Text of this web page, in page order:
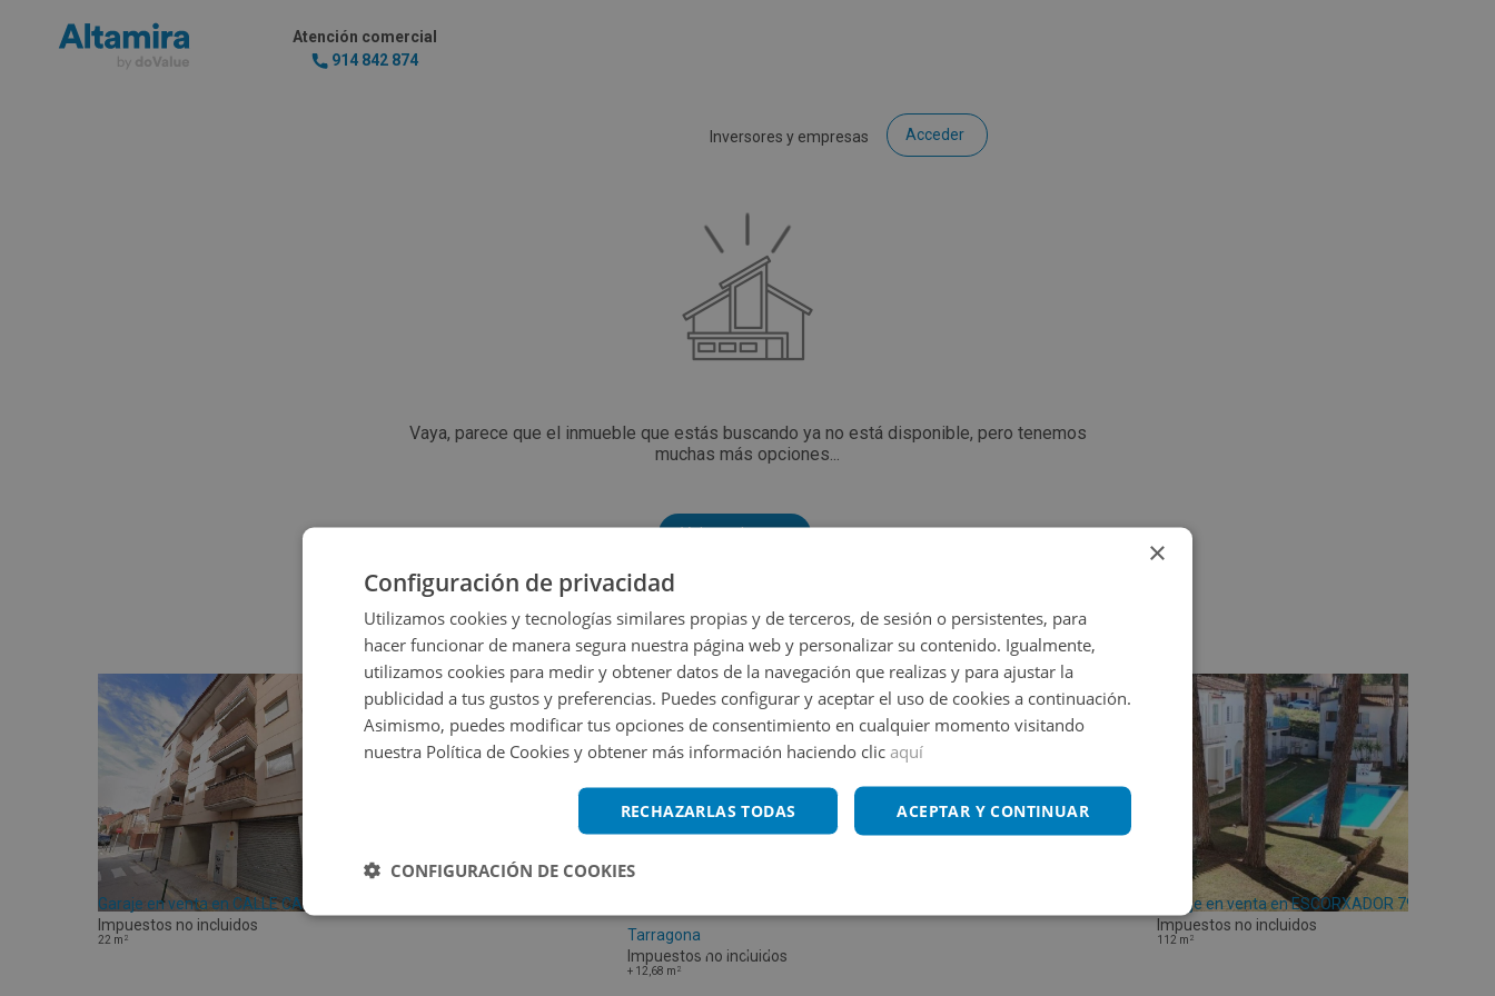
Atención comercial
914 842 874
Inversores y empresas Acceder
Vaya, parece que el inmueble que estás buscando ya no está disponible, pero tenemos
muchas más opciones...
Volver a buscar
Garaje en venta en CALLE CALVARI 69
Impuestos no incluidos
22 m 2
Tarragona
Impuestos no incluidos
+ 12,68 m 2
Garaje en venta en ESCORXADOR 79
Impuestos no incluidos
112 m 2
×
Configuración de privacidad
Utilizamos cookies y tecnologías similares propias y de terceros, de sesión o persistentes, para
hacer funcionar de manera segura nuestra página web y personalizar su contenido. Igualmente,
utilizamos cookies para medir y obtener datos de la navegación que realizas y para ajustar la
publicidad a tus gustos y preferencias. Puedes configurar y aceptar el uso de cookies a continuación.
Asimismo, puedes modificar tus opciones de consentimiento en cualquier momento visitando
nuestra Política de Cookies y obtener más información haciendo clic aquí
ACEPTAR Y CONTINUAR
RECHAZARLAS TODAS
CONFIGURACIÓN DE COOKIES